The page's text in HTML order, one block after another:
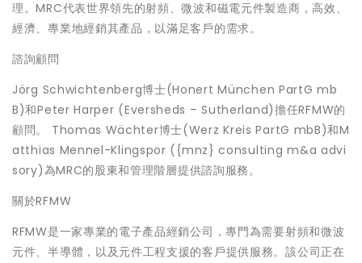
理。MRC代表世界領先的射頻、微波和磁電元件製造商，高效、
經濟、專業地經銷其產品，以滿足客戶的需求。
諮詢顧問
Jörg Schwichtenberg博士(Honert München PartG mb
B)和Peter Harper (Eversheds – Sutherland)擔任RFMW的
顧問。 Thomas Wächter博士(Werz Kreis PartG mbB)和M
atthias Mennel-Klingspor ({mnz} consulting m&a advi
sory)為MRC的股東和管理階層提供諮詢服務。
關於RFMW
RFMW是一家專業的電子產品經銷公司，專門為需要射頻和微波
元件、半導體，以及元件工程支援的客戶提供服務。該公司正在